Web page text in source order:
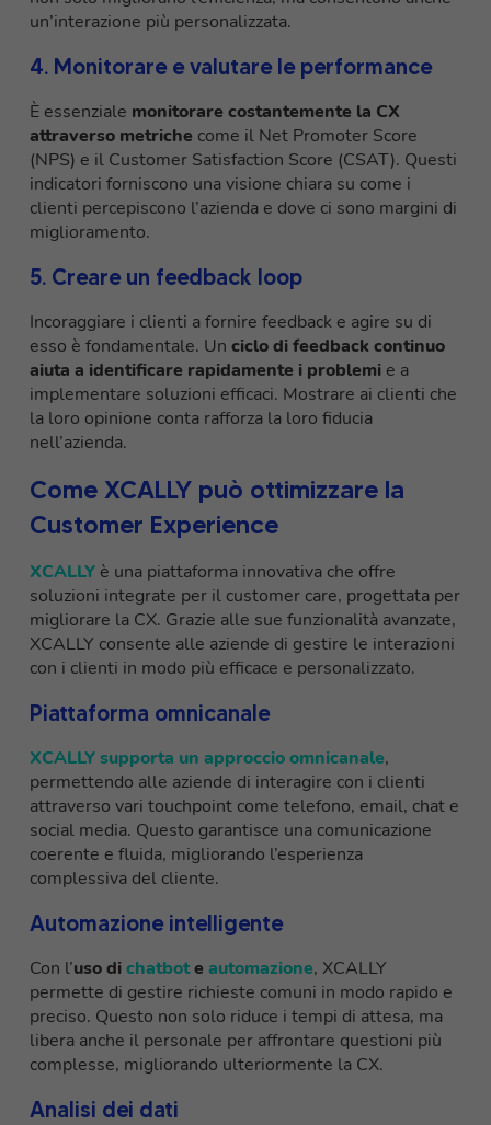
un’interazione più personalizzata.
4. Monitorare e valutare le performance
È essenziale monitorare costantemente la CX
attraverso metriche come il Net Promoter Score
(NPS) e il Customer Satisfaction Score (CSAT). Questi
indicatori forniscono una visione chiara su come i
clienti percepiscono l’azienda e dove ci sono margini di
miglioramento.
5. Creare un feedback loop
Incoraggiare i clienti a fornire feedback e agire su di
esso è fondamentale. Un ciclo di feedback continuo
aiuta a identificare rapidamente i problemi e a
implementare soluzioni efficaci. Mostrare ai clienti che
la loro opinione conta rafforza la loro fiducia
nell’azienda.
Come XCALLY può ottimizzare la
Customer Experience
XCALLY è una piattaforma innovativa che offre
soluzioni integrate per il customer care, progettata per
migliorare la CX. Grazie alle sue funzionalità avanzate,
XCALLY consente alle aziende di gestire le interazioni
con i clienti in modo più efficace e personalizzato.
Piattaforma omnicanale
XCALLY supporta un approccio omnicanale,
permettendo alle aziende di interagire con i clienti
attraverso vari touchpoint come telefono, email, chat e
social media. Questo garantisce una comunicazione
coerente e fluida, migliorando l’esperienza
complessiva del cliente.
Automazione intelligente
Con l’uso dichatbote automazione, XCALLY
permette di gestire richieste comuni in modo rapido e
preciso. Questo non solo riduce i tempi di attesa, ma
libera anche il personale per affrontare questioni più
complesse, migliorando ulteriormente la CX.
Analisi dei dati